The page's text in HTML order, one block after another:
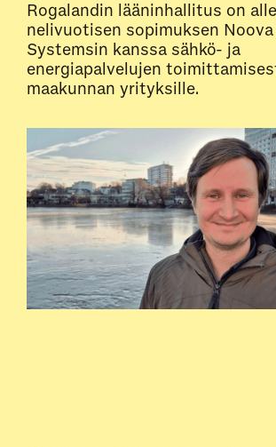
Rogalandin lääninhallitus on
nelivuotisen sopimuksen Noova
Systemsin kanssa sähkö- ja
energiapalvelujen
maakunnan yrityksille.